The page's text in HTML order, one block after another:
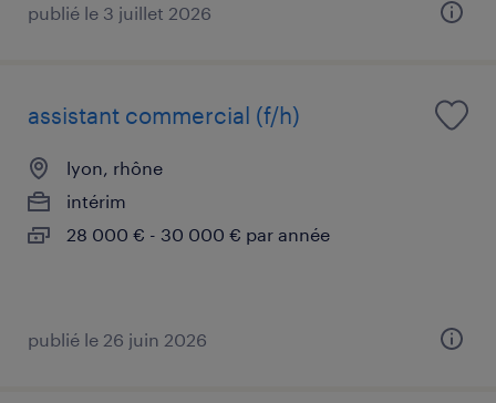
publié le 3 juillet 2026
assistant commercial (f/h)
lyon, rhône
intérim
28 000 € - 30 000 € par année
publié le 26 juin 2026